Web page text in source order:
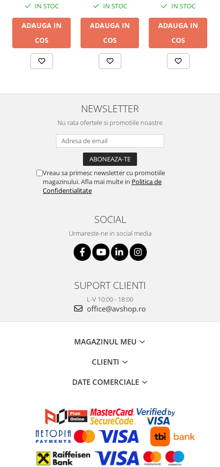
IN STOC
ADAUGA IN
COS
IN STOC
ADAUGA IN
COS
IN STOC
ADAUGA IN
COS
NEWSLETTER
Nu rata ofertele si promotiile noastre
Vreau sa primesc newsletter cu promotiile
magazinului. Afla mai multe in Politica de
Confidentialitate
SOCIAL
Urmareste-ne in social media
SUPORT CLIENTI
L-V 10:00 - 18:00
office@avshop.ro
MAGAZINUL MEU
CLIENTI
DATE COMERCIALE